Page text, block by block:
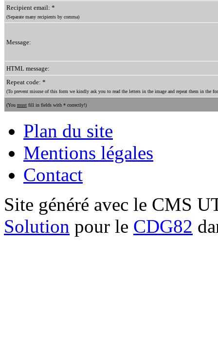
Recipient email: *
(Separate many recipients by comma)
Message:
HTML message:
Repeat code: *
(To prevent misuse of this form we kindly ask you to read the letters in the image and repeat them in the
(You must fill in fields with * correctly!)
Plan du site
Mentions légales
Contact
Site généré avec le CMS
Solution pour le CDG82